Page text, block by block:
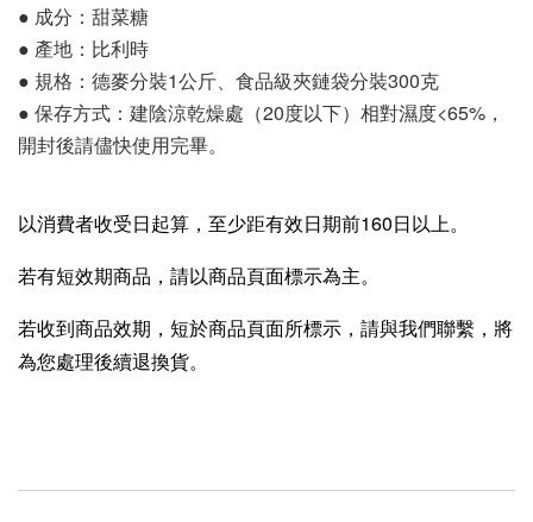
● 成分：甜菜糖
● 產地：比利時
● 規格：德麥分裝1公斤、食品級夾鏈袋分裝300克
● 保存方式：建陰涼乾燥處（20度以下）相對濕度<65%，
開封後請儘快使用完畢。
以消費者收受日起算，至少距有效日期前160日以上。
若有短效期商品，請以商品頁面標示為主。
若收到商品效期，短於商品頁面所標示，請與我們聯繫，將
為您處理後續退換貨。